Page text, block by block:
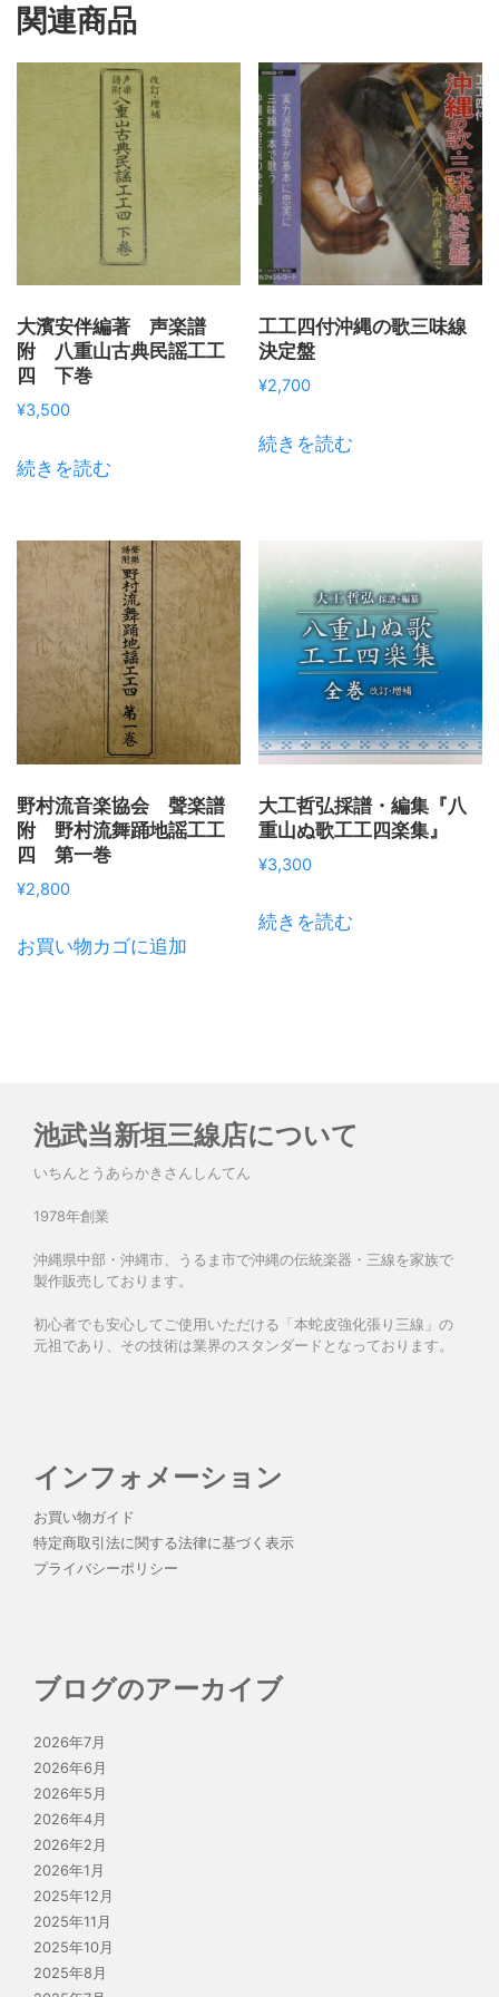
関連商品
大濱安伴編著 声楽譜
附 八重山古典民謡工工
四 下巻
¥3,500
続きを読む
工工四付沖縄の歌三味線
決定盤
¥2,700
続きを読む
野村流音楽協会 聲楽譜
附 野村流舞踊地謡工工
四 第一巻
¥2,800
お買い物カゴに追加
大工哲弘採譜・編集『八
重山ぬ歌工工四楽集』
¥3,300
続きを読む
池武当新垣三線店について
いちんとうあらかきさんしんてん
1978年創業
沖縄県中部・沖縄市、うるま市で沖縄の伝統楽器・三線を家族で
製作販売しております。
初心者でも安心してご使用いただける「本蛇皮強化張り三線」の
元祖であり、その技術は業界のスタンダードとなっております。
インフォメーション
お買い物ガイド
特定商取引法に関する法律に基づく表示
プライバシーポリシー
ブログのアーカイブ
2026年7月
2026年6月
2026年5月
2026年4月
2026年2月
2026年1月
2025年12月
2025年11月
2025年10月
2025年8月